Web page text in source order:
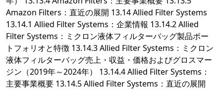
Amazon Filters：直近の展開 13.14 Allied Filter Systems
13.14.1 Allied Filter Systems：企業情報 13.14.2 Allied
Filter Systems：ミクロン液体フィルターバッグ製品ポー
トフォリオと特徴 13.14.3 Allied Filter Systems：ミクロン
液体フィルターバッグ売上・収益・価格およびグロスマー
ジン（2019年～2024年） 13.14.4 Allied Filter Systems：
主要事業概要 13.14.5 Allied Filter Systems：直近の展開